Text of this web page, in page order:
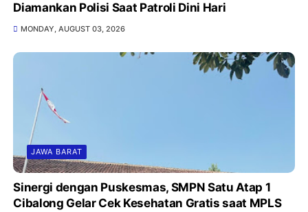
Diamankan Polisi Saat Patroli Dini Hari
MONDAY, AUGUST 03, 2026
JAWA BARAT
Sinergi dengan Puskesmas, SMPN Satu Atap 1
Cibalong Gelar Cek Kesehatan Gratis saat MPLS